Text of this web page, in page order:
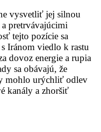
vysvetliť jej silnou
pretrvávajúcimi
tejto pozície sa
Iránom viedlo k rastu
dovoz energie a rupia
sa obávajú, že
mohlo urýchliť odlev
kanály a zhoršiť